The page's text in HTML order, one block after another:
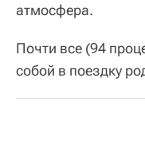
атмосфера.
Почти все (94
собой в поездку